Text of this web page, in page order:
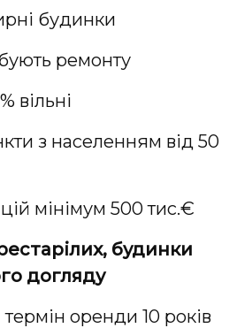
будинки
ремонту
вільні
з населенням від 50
мінімум 500 тис.€
будинки
догляду
оренди 10 років